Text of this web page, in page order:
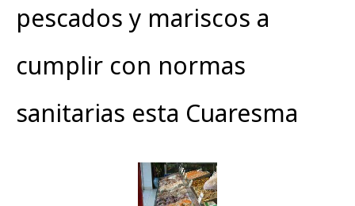
pescados y mariscos a
cumplir con normas
sanitarias esta Cuaresma